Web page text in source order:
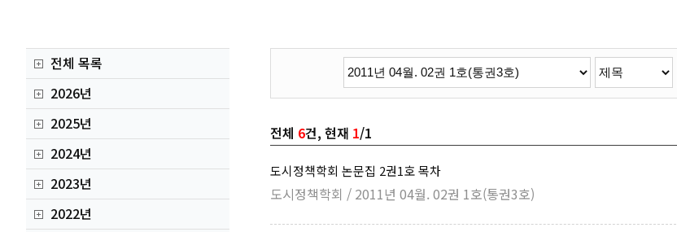
전체 목록
2026년
2025년
2024년
2023년
2022년
전체 6건, 현재 1/1
도시정책학회 논문집 2권1호 목차
도시정책학회 / 2011년 04월. 02권 1호(통권3호)